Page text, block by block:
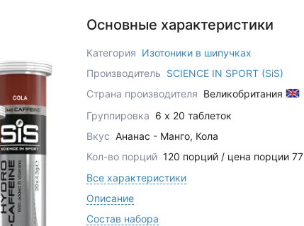
Основные характеристики
Категория Изотоники в шипучках
Производитель SCIENCE IN SPORT (SiS)
Страна производителя Великобритания
Группировка 6 x 20 таблеток
Вкус Ананас - Манго, Кола
Кол-во порций 120 порций / цена порции 77
Все характеристики
Описание
Состав набора